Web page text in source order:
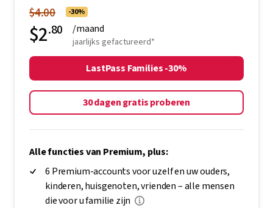
$4.00 -30%
$2.80 /maand
jaarlijks gefactureerd*
LastPass Families -30%
30 dagen gratis proberen
Alle functies van Premium, plus:
6 Premium-accounts voor uzelf en uw ouders,
kinderen, huisgenoten, vrienden – alle mensen
die voor u familie zijn